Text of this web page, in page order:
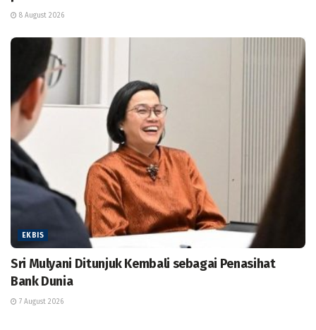
8 August 2026
EKBIS
Sri Mulyani Ditunjuk Kembali sebagai Penasihat
Bank Dunia
7 August 2026